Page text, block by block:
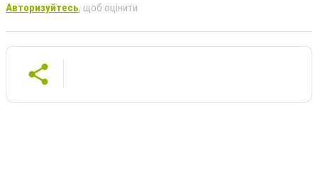
Авторизуйтесь, щоб оцінити